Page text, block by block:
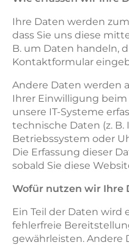
Ihre Daten werden
dass Sie uns diese
B. um Daten handeln,
Kontaktformular
Andere Daten werden
Ihrer Einwilligung
unsere IT-Systeme
technische Daten (z.
Betriebssystem oder
Die Erfassung dieser
sobald Sie diese
Wofür nutzen wir Ihre
Ein Teil der Daten wird
fehlerfreie
gewährleisten. Andere